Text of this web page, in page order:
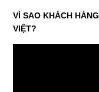
VÌ SAO KHÁCH
VIỆT?